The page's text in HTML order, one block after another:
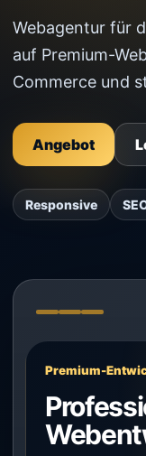
Webagentur für
auf Premium-
Commerce und
Angebot
Responsive
Premium-